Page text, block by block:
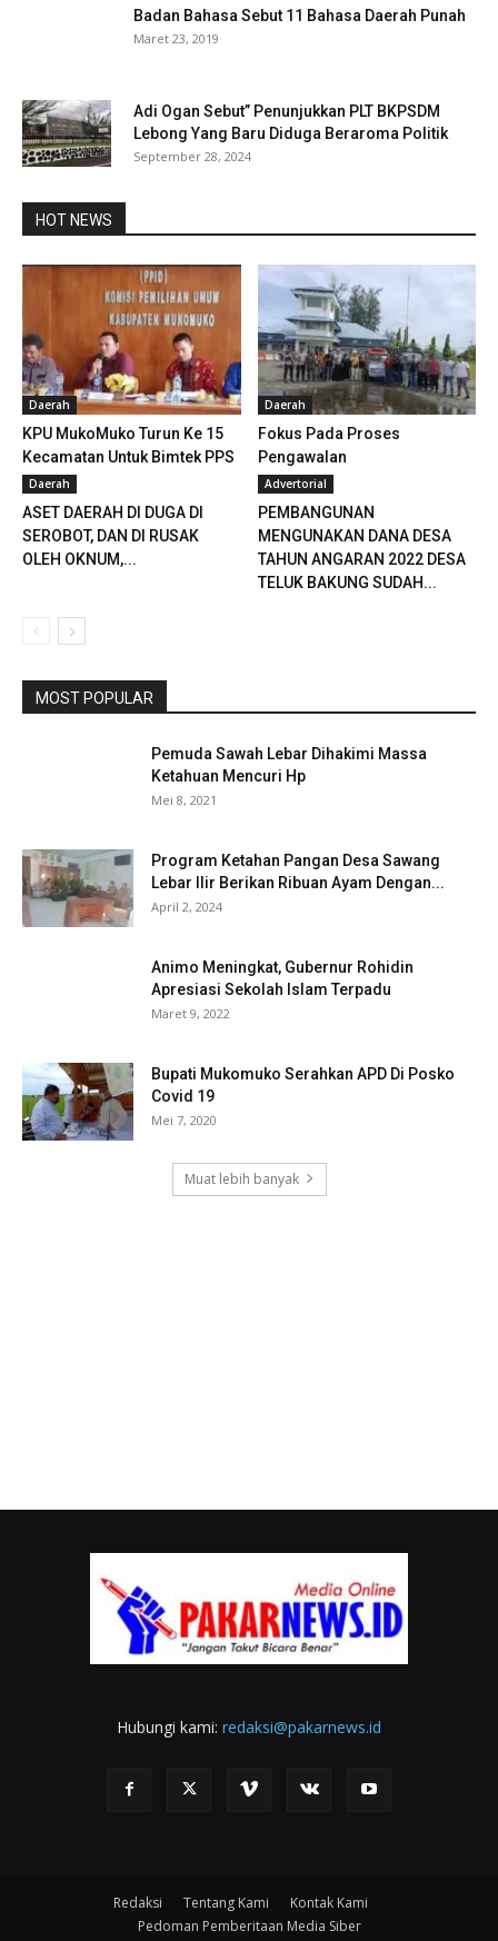
Badan Bahasa Sebut 11 Bahasa Daerah Punah
Maret 23, 2019
Adi Ogan Sebut” Penunjukkan PLT BKPSDM
Lebong Yang Baru Diduga Beraroma Politik
September 28, 2024
HOT NEWS
Daerah
KPU MukoMuko Turun Ke 15
Kecamatan Untuk Bimtek PPS
Daerah
Fokus Pada Proses
Pengawalan
Daerah
ASET DAERAH DI DUGA DI
SEROBOT, DAN DI RUSAK
OLEH OKNUM,...
Advertorial
PEMBANGUNAN
MENGUNAKAN DANA DESA
TAHUN ANGARAN 2022 DESA
TELUK BAKUNG SUDAH...
MOST POPULAR
Pemuda Sawah Lebar Dihakimi Massa
Ketahuan Mencuri Hp
Mei 8, 2021
Program Ketahan Pangan Desa Sawang
Lebar Ilir Berikan Ribuan Ayam Dengan...
April 2, 2024
Animo Meningkat, Gubernur Rohidin
Apresiasi Sekolah Islam Terpadu
Maret 9, 2022
Bupati Mukomuko Serahkan APD Di Posko
Covid 19
Mei 7, 2020
Muat lebih banyak
Hubungi kami: redaksi@pakarnews.id
Redaksi Tentang Kami
Kontak Kami
Pedoman Pemberitaan Media Siber